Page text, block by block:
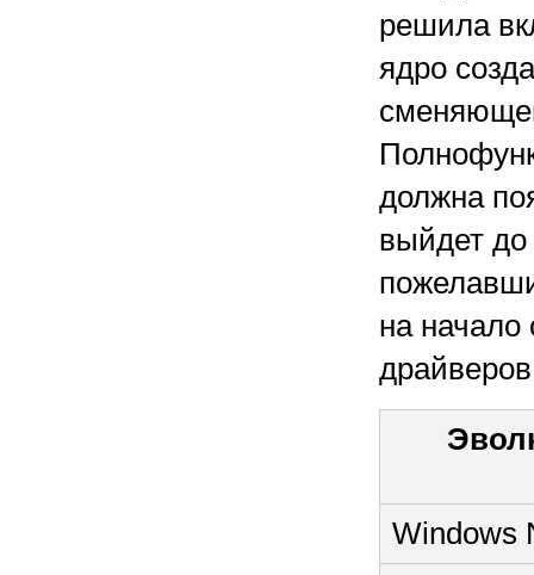
решила
ядро
должна
выйдет до
на начало
Windows